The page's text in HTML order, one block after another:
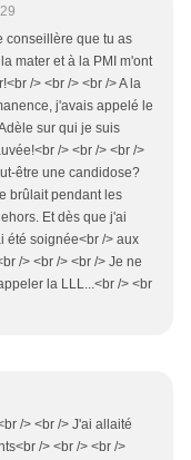
conseillère que tu as
mater et à la PMI m'ont
/> <br /> <br /> A la
j'avais appelé le
sur qui je suis
/> <br /> <br />
être une candidose?
brûlait pendant les
Et dès que j'ai
été soignée<br /> aux
/> <br /> <br /> Je ne
la LLL...<br /> <br
/> <br /> J'ai allaité
/> <br /> <br />